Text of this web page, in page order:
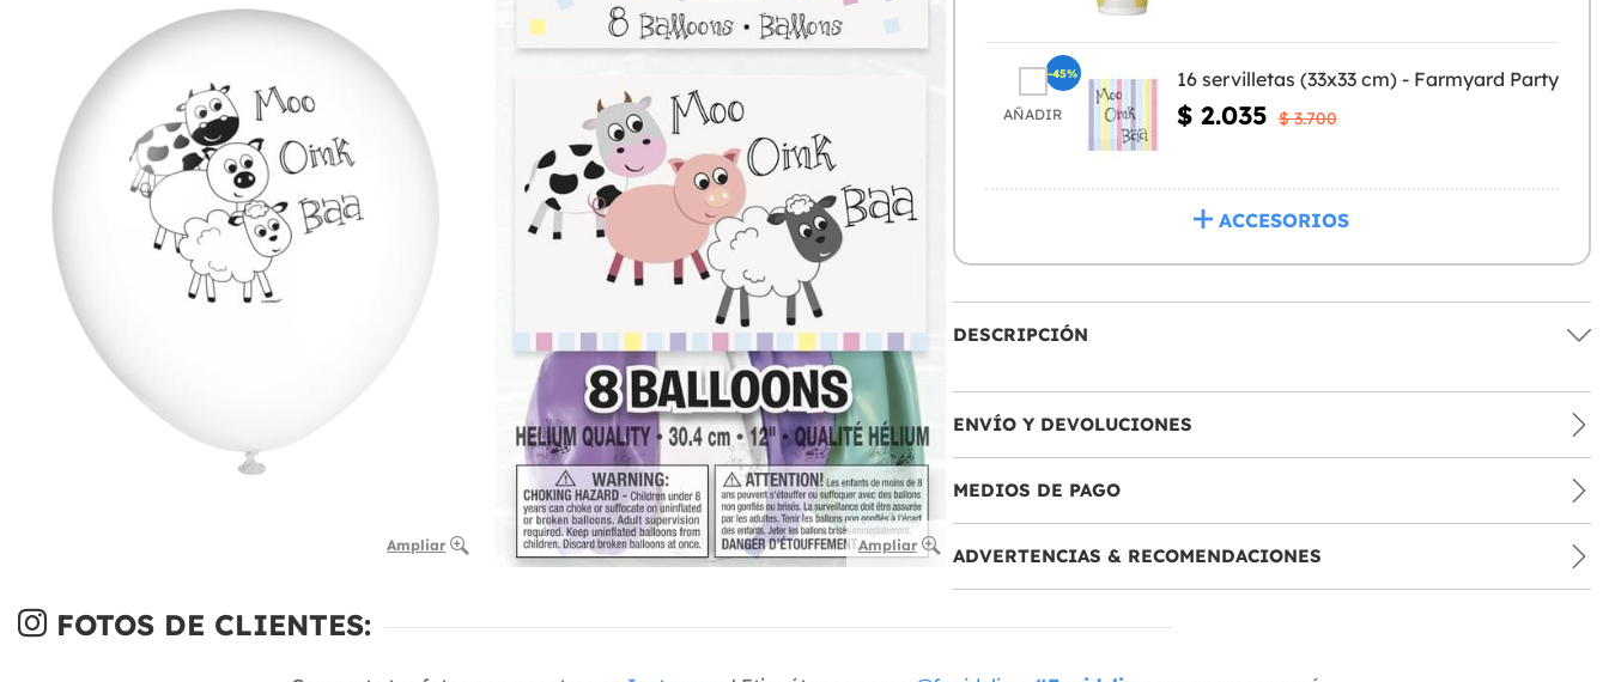
Ampliar Ampliar
AÑADIR
16 servilletas (33x33 cm) - Farmyard Party
$ 2.035 $ 3.700
-45%
ACCESORIOS
DESCRIPCIÓN
ENVÍO Y DEVOLUCIONES
MEDIOS DE PAGO
ADVERTENCIAS & RECOMENDACIONES
FOTOS DE CLIENTES: